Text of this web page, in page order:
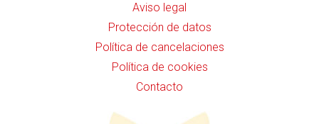
Aviso legal
Protección de datos
Política de cancelaciones
Política de cookies
Contacto